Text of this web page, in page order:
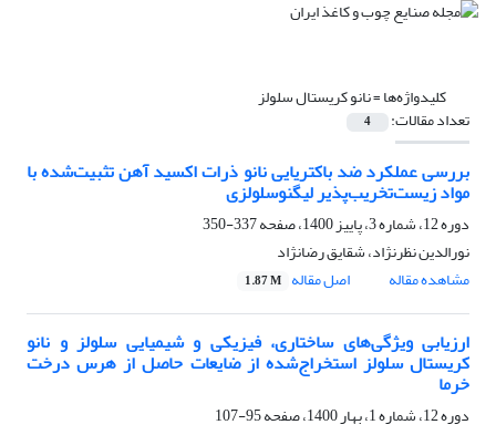
کلیدواژه‌ها =نانو کریستال سلولز
تعداد مقالات: 4
بررسی عملکرد ضد باکتریایی نانو ذرات اکسید آهن تثبیت‌شده با
مواد زیست‌تخریب‌پذیر لیگنوسلولزی
دوره 12، شماره 3، پاییز 1400، صفحه
337-350
نورالدین نظرنژاد، شقایق رضانژاد
مشاهده مقاله
اصل مقاله 1.87 M
ارزیابی ویژگی‌های ساختاری، فیزیکی و شیمیایی سلولز و نانو
کریستال سلولز استخراج‌شده از ضایعات حاصل از هرس درخت
خرما
دوره 12، شماره 1، بهار 1400، صفحه
95-107